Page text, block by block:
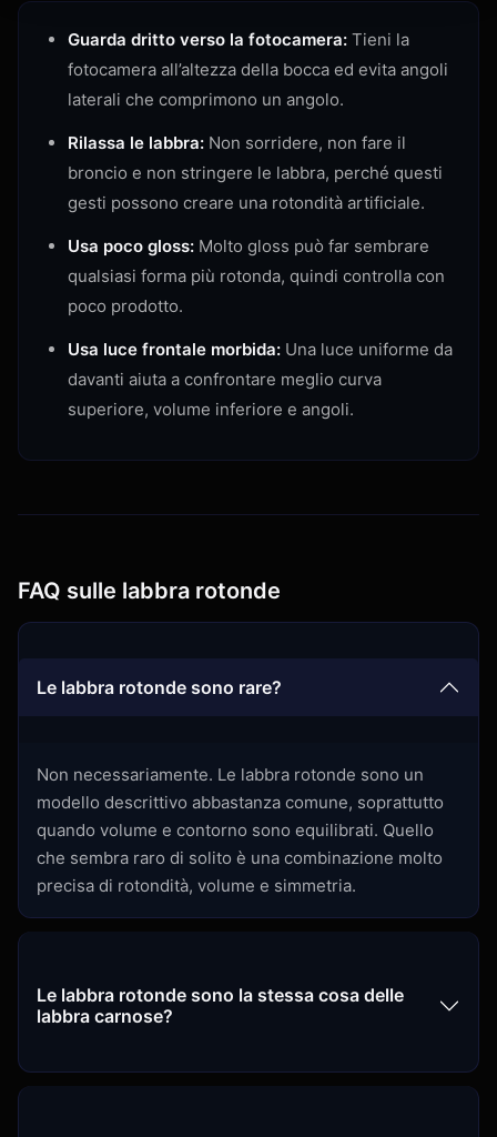
Guarda dritto verso la fotocamera: Tieni la
fotocamera all’altezza della bocca ed evita angoli
laterali che comprimono un angolo.
Rilassa le labbra: Non sorridere, non fare il
broncio e non stringere le labbra, perché questi
gesti possono creare una rotondità artificiale.
Usa poco gloss: Molto gloss può far sembrare
qualsiasi forma più rotonda, quindi controlla con
poco prodotto.
Usa luce frontale morbida: Una luce uniforme da
davanti aiuta a confrontare meglio curva
superiore, volume inferiore e angoli.
FAQ sulle labbra rotonde
Le labbra rotonde sono rare?
Non necessariamente. Le labbra rotonde sono un
modello descrittivo abbastanza comune, soprattutto
quando volume e contorno sono equilibrati. Quello
che sembra raro di solito è una combinazione molto
precisa di rotondità, volume e simmetria.
Le labbra rotonde sono la stessa cosa delle
labbra carnose?